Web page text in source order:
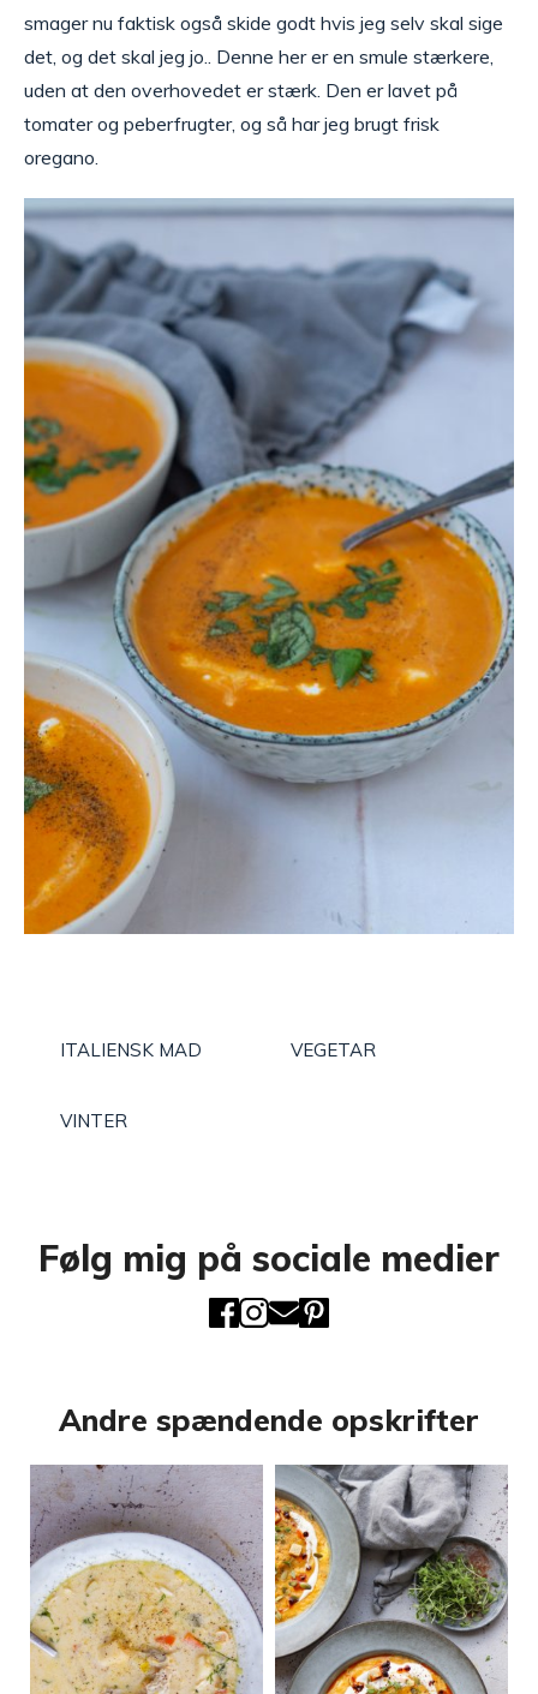
smager nu faktisk også skide godt hvis jeg selv skal sige
det, og det skal jeg jo.. Denne her er en smule stærkere,
uden at den overhovedet er stærk. Den er lavet på
tomater og peberfrugter, og så har jeg brugt frisk
oregano.
ITALIENSK MAD VEGETAR
VINTER
Følg mig på sociale medier
Andre spændende opskrifter